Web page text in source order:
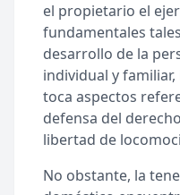
el propietario el
fundamentales
desarrollo de la
individual y
toca aspectos
defensa del
libertad de
No obstante, la